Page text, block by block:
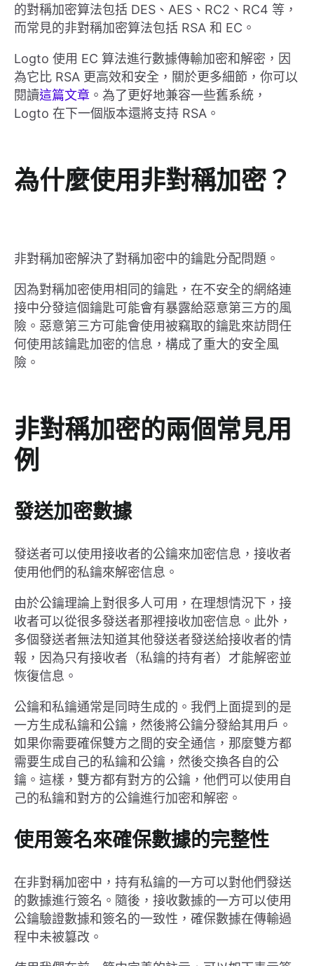
的對稱加密算法包括 DES、AES、RC2、RC4 等，
而常見的非對稱加密算法包括 RSA 和 EC。
Logto 使用 EC 算法進行數據傳輸加密和解密，因
為它比 RSA 更高效和安全，關於更多細節，你可以
閱讀這篇文章 。為了更好地兼容一些舊系統，
Logto 在下一個版本還將支持 RSA。
為什麼使用非對稱加密？
非對稱加密解決了對稱加密中的鑰匙分配問題。
因為對稱加密使用相同的鑰匙，在不安全的網絡連
接中分發這個鑰匙可能會有暴露給惡意第三方的風
險。惡意第三方可能會使用被竊取的鑰匙來訪問任
何使用該鑰匙加密的信息，構成了重大的安全風
險。
非對稱加密的兩個常見用
例
發送加密數據
發送者可以使用接收者的公鑰來加密信息，接收者
使用他們的私鑰來解密信息。
由於公鑰理論上對很多人可用，在理想情況下，接
收者可以從很多發送者那裡接收加密信息。此外，
多個發送者無法知道其他發送者發送給接收者的情
報，因為只有接收者（私鑰的持有者）才能解密並
恢復信息。
公鑰和私鑰通常是同時生成的。我們上面提到的是
一方生成私鑰和公鑰，然後將公鑰分發給其用戶。
如果你需要確保雙方之間的安全通信，那麼雙方都
需要生成自己的私鑰和公鑰，然後交換各自的公
鑰。這樣，雙方都有對方的公鑰，他們可以使用自
己的私鑰和對方的公鑰進行加密和解密。
使用簽名來確保數據的完整性
在非對稱加密中，持有私鑰的一方可以對他們發送
的數據進行簽名。隨後，接收數據的一方可以使用
公鑰驗證數據和簽名的一致性，確保數據在傳輸過
程中未被篡改。